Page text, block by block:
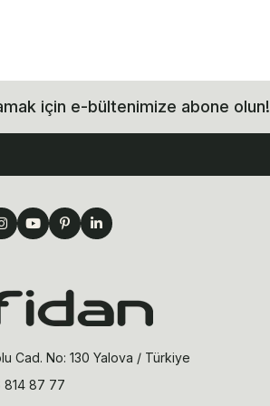
için e-bültenimize abone olun!
Cad. No: 130 Yalova / Türkiye
814 87 77